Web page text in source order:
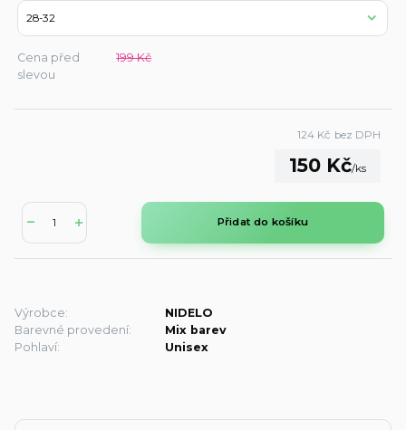
Cena před
slevou
199 Kč
150 Kč/ks
124 Kč bez DPH
Přidat do košíku
Výrobce:
NIDELO
Barevné provedení:
Mix barev
Pohlaví:
Unisex